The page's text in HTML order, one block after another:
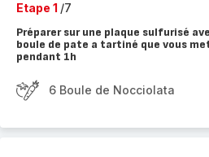
Etape 1 /7
Préparer sur une plaque sulfurisé
boule de pate a tartiné que vous
pendant 1h
6 Boule de Nocciolata